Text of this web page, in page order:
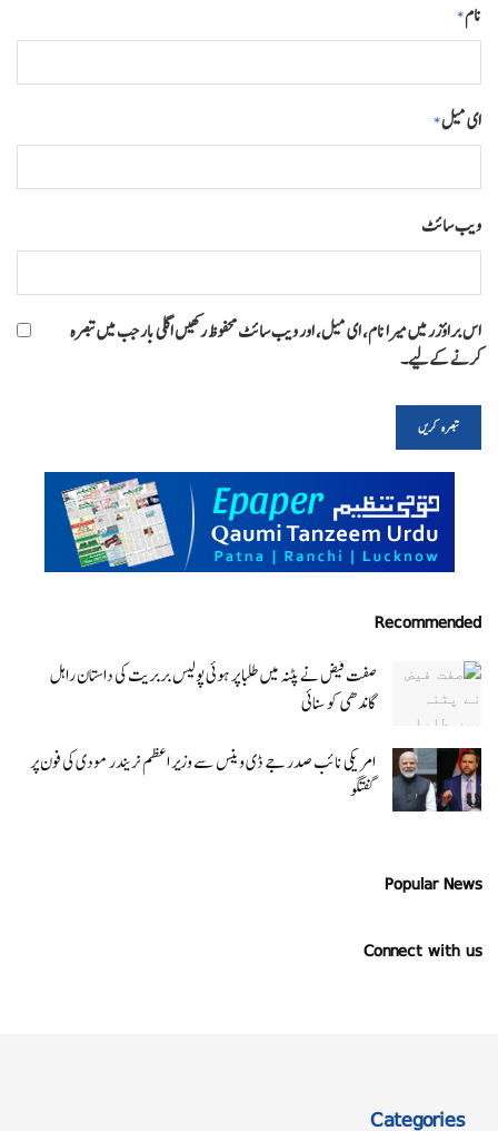
نام*
ای میل*
ویب‌ سائٹ
اس براؤزر میں میرا نام، ای میل، اور ویب سائٹ محفوظ رکھیں اگلی بار جب میں تبصرہ
کرنے کےلیے۔
Recommended
صفت فیض نے پٹنہ میں طلبا پر ہوئی پولیس بربریت کی داستان راہل
گاندھی کو سنائی
امریکی نائب صدر جے ڈی وینس سے وزیر اعظم نریندر مودی کی فون پر
گفتگو
Popular News
Connect with us
Categories